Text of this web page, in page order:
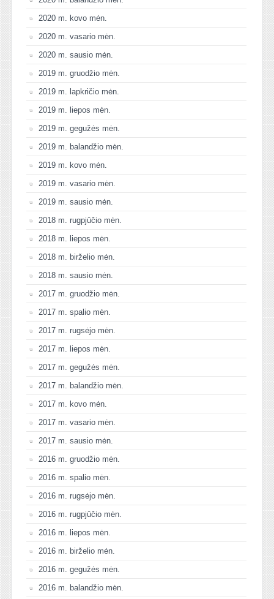
2020 m. kovo mėn.
2020 m. vasario mėn.
2020 m. sausio mėn.
2019 m. gruodžio mėn.
2019 m. lapkričio mėn.
2019 m. liepos mėn.
2019 m. gegužės mėn.
2019 m. balandžio mėn.
2019 m. kovo mėn.
2019 m. vasario mėn.
2019 m. sausio mėn.
2018 m. rugpjūčio mėn.
2018 m. liepos mėn.
2018 m. birželio mėn.
2018 m. sausio mėn.
2017 m. gruodžio mėn.
2017 m. spalio mėn.
2017 m. rugsėjo mėn.
2017 m. liepos mėn.
2017 m. gegužės mėn.
2017 m. balandžio mėn.
2017 m. kovo mėn.
2017 m. vasario mėn.
2017 m. sausio mėn.
2016 m. gruodžio mėn.
2016 m. spalio mėn.
2016 m. rugsėjo mėn.
2016 m. rugpjūčio mėn.
2016 m. liepos mėn.
2016 m. birželio mėn.
2016 m. gegužės mėn.
2016 m. balandžio mėn.